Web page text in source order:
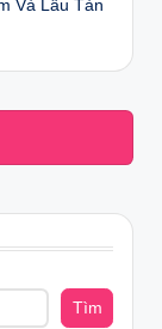
Và Lâu Tàn
Tìm